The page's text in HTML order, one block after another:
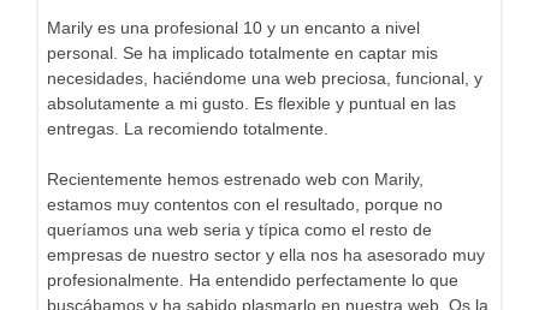
Marily es una profesional 10 y un encanto a nivel
personal. Se ha implicado totalmente en captar mis
necesidades, haciéndome una web preciosa, funcional, y
absolutamente a mi gusto. Es flexible y puntual en las
entregas. La recomiendo totalmente.
Recientemente hemos estrenado web con Marily,
estamos muy contentos con el resultado, porque no
queríamos una web seria y típica como el resto de
empresas de nuestro sector y ella nos ha asesorado muy
profesionalmente. Ha entendido perfectamente lo que
buscábamos y ha sabido plasmarlo en nuestra web. Os la